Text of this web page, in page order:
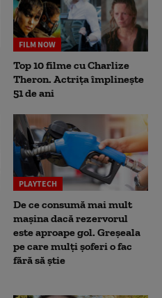
FILM NOW
Top 10 filme cu Charlize
Theron. Actrița împlinește
51 de ani
PLAYTECH
De ce consumă mai mult
mașina dacă rezervorul
este aproape gol. Greșeala
pe care mulți șoferi o fac
fără să știe